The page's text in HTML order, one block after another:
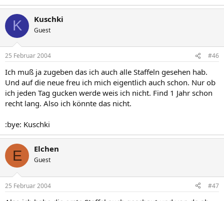
K Kuschki
Guest
25 Februar 2004 #46
Ich muß ja zugeben das ich auch alle Staffeln gesehen hab.
Und auf die neue freu ich mich eigentlich auch schon. Nur ob
ich jeden Tag gucken werde weis ich nicht. Find 1 Jahr schon
recht lang. Also ich könnte das nicht.
:bye: Kuschki
E Elchen
Guest
25 Februar 2004 #47